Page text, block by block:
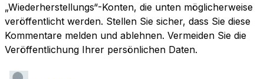
„Wiederherstellungs“-Konten, die unten möglicherweise
veröffentlicht werden. Stellen Sie sicher, dass Sie diese
Kommentare melden und ablehnen. Vermeiden Sie die
Veröffentlichung Ihrer persönlichen Daten.